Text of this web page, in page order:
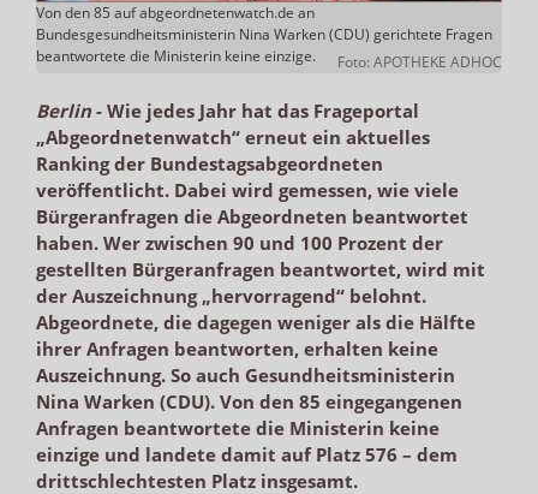
Von den 85 auf abgeordnetenwatch.de an
Bundesgesundheitsministerin Nina Warken (CDU) gerichtete Fragen
beantwortete die Ministerin keine einzige.
Foto: APOTHEKE ADHOC
Berlin- Wie jedes Jahr hat das Frageportal
„Abgeordnetenwatch“ erneut ein aktuelles
Ranking der Bundestagsabgeordneten
veröffentlicht. Dabei wird gemessen, wie viele
Bürgeranfragen die Abgeordneten beantwortet
haben. Wer zwischen 90 und 100 Prozent der
gestellten Bürgeranfragen beantwortet, wird mit
der Auszeichnung „hervorragend“ belohnt.
Abgeordnete, die dagegen weniger als die Hälfte
ihrer Anfragen beantworten, erhalten keine
Auszeichnung. So auch Gesundheitsministerin
Nina Warken (CDU). Von den 85 eingegangenen
Anfragen beantwortete die Ministerin keine
einzige und landete damit auf Platz 576 – dem
drittschlechtesten Platz insgesamt.